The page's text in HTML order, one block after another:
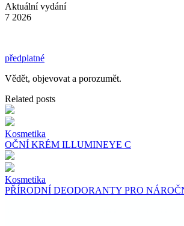
Aktuální vydání
7 2026
předplatné
Vědět, objevovat a porozumět.
Related posts
Kosmetika
OČNÍ KRÉM ILLUMINEYE C
Kosmetika
PŘÍRODNÍ DEODORANTY PRO